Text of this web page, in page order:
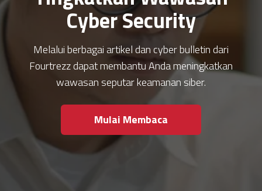
Cyber Security
Melalui berbagai artikel dan cyber bulletin dari
Fourtrezz dapat membantu Anda meningkatkan
wawasan seputar keamanan siber.
Mulai Membaca